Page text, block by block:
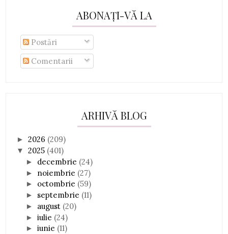
ABONAȚI-VĂ LA
Postări
Comentarii
ARHIVĂ BLOG
►2026 (209)
▼2025 (401)
► decembrie (24)
► noiembrie (27)
► octombrie (59)
► septembrie (11)
► august (20)
►iulie (24)
►iunie (11)